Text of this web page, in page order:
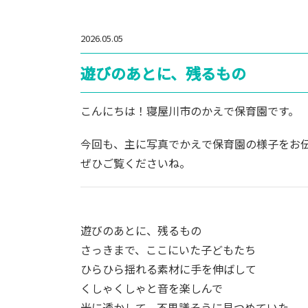
2026.05.05
遊びのあとに、残るもの
こんにちは！寝屋川市のかえで保育園です。
今回も、主に写真でかえで保育園の様子をお
ぜひご覧くださいね。
遊びのあとに、残るもの
さっきまで、ここにいた子どもたち
ひらひら揺れる素材に手を伸ばして
くしゃくしゃと音を楽しんで